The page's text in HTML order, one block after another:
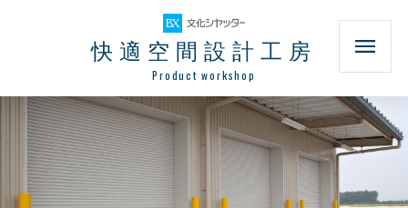
快適空間設計工房
Product workshop